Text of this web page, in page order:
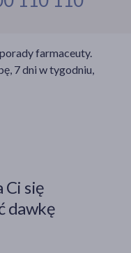
farmaceuty.
7 dni w tygodniu,
Ci się
dawkę